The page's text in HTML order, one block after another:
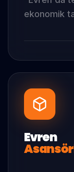
ekonomik
Evren